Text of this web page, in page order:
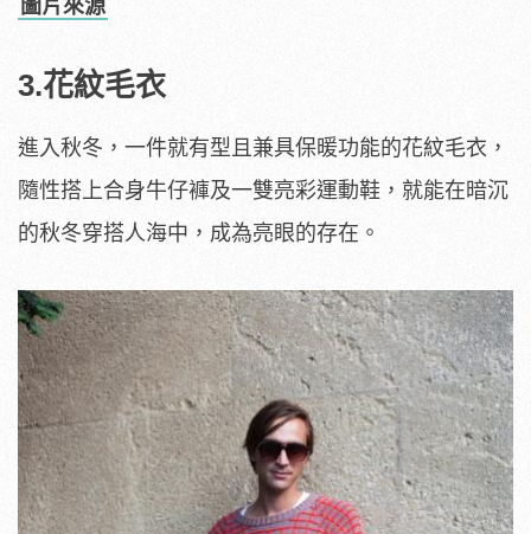
圖片來源
3.花紋毛衣
進入秋冬，一件就有型且兼具保暖功能的花紋毛衣，
隨性搭上合身牛仔褲及一雙亮彩運動鞋，就能在暗沉
的秋冬穿搭人海中，成為亮眼的存在。